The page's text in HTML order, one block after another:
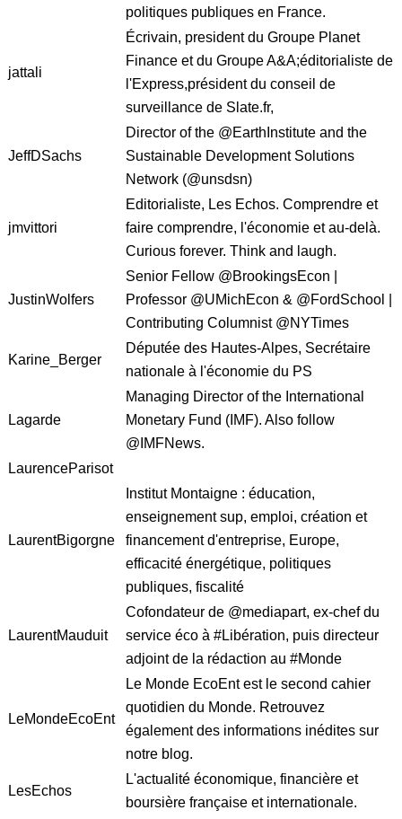
politiques publiques en France.
jattali
Écrivain, president du Groupe Planet
Finance et du Groupe A&A;éditorialiste de
l'Express,président du conseil de
surveillance de Slate.fr,
JeffDSachs
Director of the @EarthInstitute and the
Sustainable Development Solutions
Network (@unsdsn)
jmvittori
Editorialiste, Les Echos. Comprendre et
faire comprendre, l'économie et au-delà.
Curious forever. Think and laugh.
JustinWolfers
Senior Fellow @BrookingsEcon |
Professor @UMichEcon & @FordSchool |
Contributing Columnist @NYTimes
Karine_Berger
Députée des Hautes-Alpes, Secrétaire
nationale à l'économie du PS
Lagarde
Managing Director of the International
Monetary Fund (IMF). Also follow
@IMFNews.
LaurenceParisot
LaurentBigorgne
Institut Montaigne : éducation,
enseignement sup, emploi, création et
financement d'entreprise, Europe,
efficacité énergétique, politiques
publiques, fiscalité
LaurentMauduit
Cofondateur de @mediapart, ex-chef du
service éco à #Libération, puis directeur
adjoint de la rédaction au #Monde
LeMondeEcoEnt
Le Monde EcoEnt est le second cahier
quotidien du Monde. Retrouvez
également des informations inédites sur
notre blog.
LesEchos
L'actualité économique, financière et
boursière française et internationale.